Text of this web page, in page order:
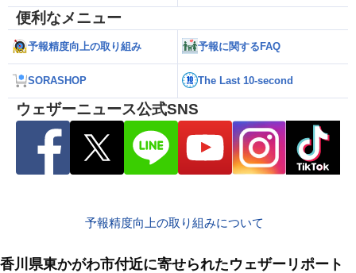
便利なメニュー
予報精度向上の取り組み 予報に関するFAQ
SORASHOP The Last 10-second
ウェザーニュース公式SNS
予報精度向上の取り組みについて
香川県東かがわ市付近に寄せられたウェザーリポート